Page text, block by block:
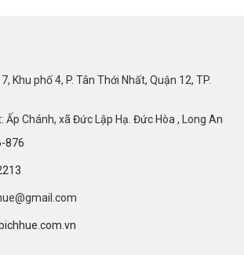
Khu phố 4, P. Tân Thới Nhất, Quận 12, TP.
Ấp Chánh, xã Đức Lập Hạ. Đức Hòa , Long An
876